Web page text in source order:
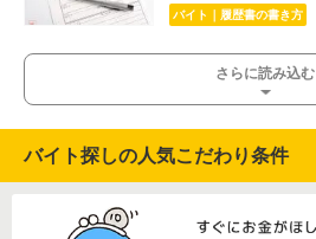
バイト｜履歴書の書き方
さらに読み込む
バイト探しの人気こだわり条件